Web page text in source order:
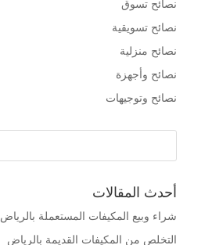
نصائح تسوق
نصائح تسويقية
نصائح منزلية
نصائح وأجهزة
نصائح وتوجيهات
أحدث المقالات
شراء وبيع المكيفات المستعملة بالرياض
التخلص من المكيفات القديمة بالرياض